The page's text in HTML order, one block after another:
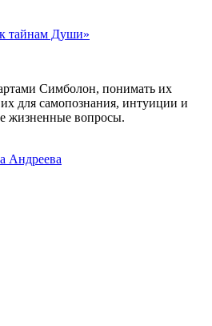
тайнам Души»
Симболон, понимать их
для самопознания, интуиции и
жизненные вопросы.
Андреева